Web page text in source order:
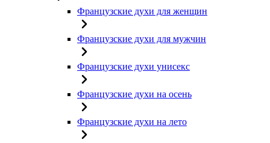
Французские духи для женщин
Французские духи для мужчин
Французские духи унисекс
Французские духи на осень
Французские духи на лето